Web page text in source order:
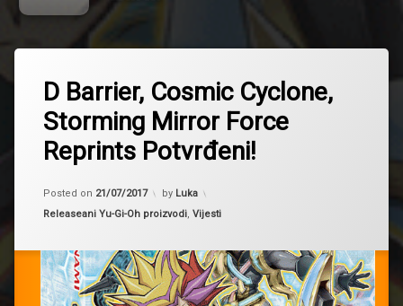
D Barrier, Cosmic Cyclone,
Storming Mirror Force
Reprints Potvrđeni!
Posted on 21/07/2017
Updated on
by Luka
Kategorije:
Releaseani Yu-Gi-Oh proizvodi, Vijesti